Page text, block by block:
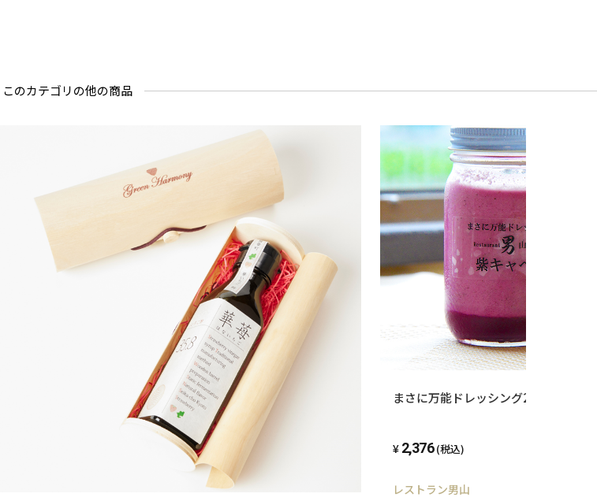
このカテゴリの他の商品
まさに万能ドレッシング2本セット（
2,376 (税込)
レストラン男山